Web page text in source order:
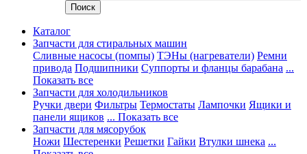
Каталог
Запчасти для стиральных машин
Сливные насосы (помпы) ТЭНы (нагреватели) Ремни
привода Подшипники Суппорты и фланцы барабана ...
Показать все
Запчасти для холодильников
Ручки двери Фильтры Термостаты Лампочки Ящики и
панели ящиков ... Показать все
Запчасти для мясорубок
Ножи Шестеренки Решетки Гайки Втулки шнека ...